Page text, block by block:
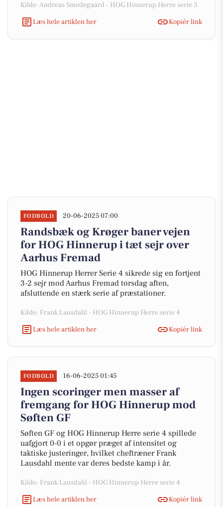
Kilde: Andreas Smedegaard - HOG Hinnerup Herre serie 3
Læs hele artiklen her
Kopiér link
FODBOLD 20-06-2025 07:00
Randsbæk og Krøger baner vejen
for HOG Hinnerup i tæt sejr over
Aarhus Fremad
HOG Hinnerup Herrer Serie 4 sikrede sig en fortjent
3-2 sejr mod Aarhus Fremad torsdag aften,
afsluttende en stærk serie af præstationer.
Kilde: Frank Lausdahl - HOG Hinnerup Herre serie 4
Læs hele artiklen her
Kopiér link
FODBOLD 16-06-2025 01:45
Ingen scoringer men masser af
fremgang for HOG Hinnerup mod
Søften GF
Søften GF og HOG Hinnerup Herre serie 4 spillede
uafgjort 0-0 i et opgør præget af intensitet og
taktiske justeringer, hvilket cheftræner Frank
Lausdahl mente var deres bedste kamp i år.
Kilde: Frank Lausdahl - HOG Hinnerup Herre serie 4
Læs hele artiklen her
Kopiér link